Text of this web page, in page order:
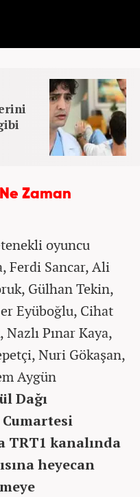
Zaman
oyuncu
Ferdi Sancar, Ali
Gülhan Tekin,
Eyüboğlu, Cihat
Pınar Kaya,
Nuri Gökaşan,
Aygün
Dağı
TRT1 kanalında
heyecan